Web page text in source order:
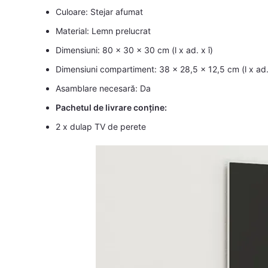
Culoare: Stejar afumat
Material: Lemn prelucrat
Dimensiuni: 80 x 30 x 30 cm (l x ad. x î)
Dimensiuni compartiment: 38 x 28,5 x 12,5 cm (l x
Asamblare necesară: Da
Pachetul de livrare conține:
2 x dulap TV de perete